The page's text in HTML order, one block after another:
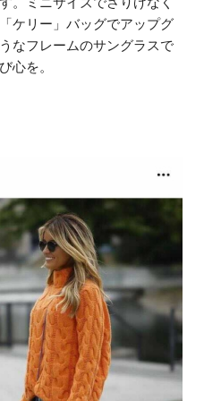
ケリー」バッグでアップグ
なフレームのサングラスで
心を。